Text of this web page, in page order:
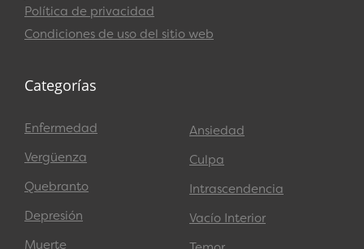
Política de privacidad
Condiciones de uso del sitio web
Categorías
Enfermedad
Vergüenza
Quebranto
Depresión
Muerte
Ansiedad
Culpa
Intrascendencia
Vacío Interior